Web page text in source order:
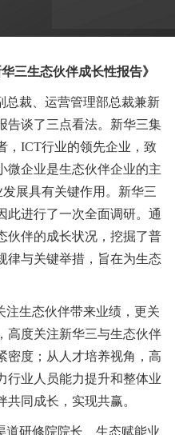
三生态伙伴成长性报告》
总裁、运营管理部总裁兼新
告谈了三点看法。新华三集
，ICT行业的领先企业，致
微企业是生态伙伴企业的主
展具有关键作用。新华三
此进行了一次全面调研。通
伙伴的成长状况，挖掘了普
律与关键举措，旨在为生态
注生态伙伴带来业绩，更关
高度关注新华三与生态伙伴
密度；从人才培养视角，高
行业人员能力提升和整体业
同成长，实现共赢。
道研修院院长、生态赋能业